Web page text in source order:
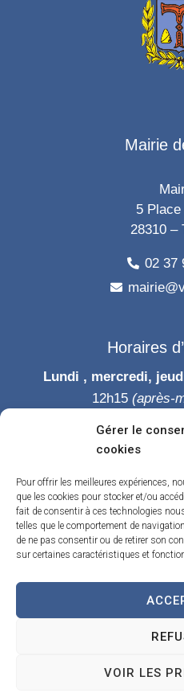
Gérer le
cookies
Pour offrir les meilleures expériences,
que les cookies pour stocker et/ou
fait de consentir à ces technologies
telles que le comportement de
de ne pas consentir ou de retirer son
sur certaines caractéristiques et
VOIR LES
Mairie
5 Place
28310 –
02 37
Horaires
Lundi , mercredi,
12h15 (après-
Accessibilité
Plan